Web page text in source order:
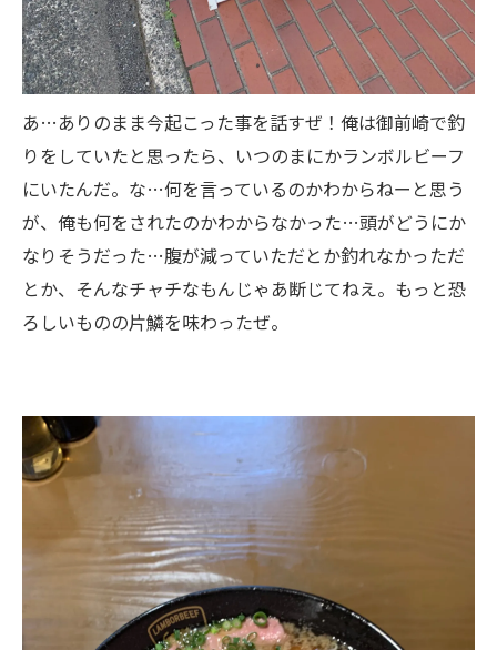
あ…ありのまま今起こった事を話すぜ！俺は御前崎で釣
りをしていたと思ったら、いつのまにかランボルビーフ
にいたんだ。な…何を言っているのかわからねーと思う
が、俺も何をされたのかわからなかった…頭がどうにか
なりそうだった…腹が減っていただとか釣れなかっただ
とか、そんなチャチなもんじゃあ断じてねえ。もっと恐
ろしいものの片鱗を味わったぜ。